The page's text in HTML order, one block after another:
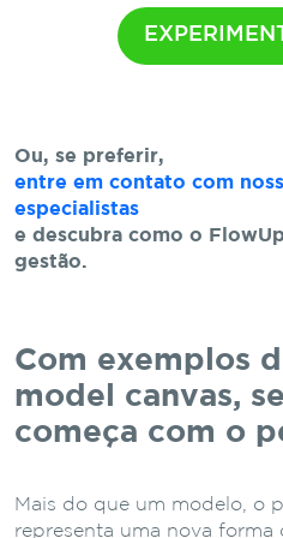
Ou, se preferir,
entre em contato com
especialistas
e descubra como o
gestão.
Com exemplos
model canvas,
começa com o
Mais do que um modelo, o
representa uma nova forma